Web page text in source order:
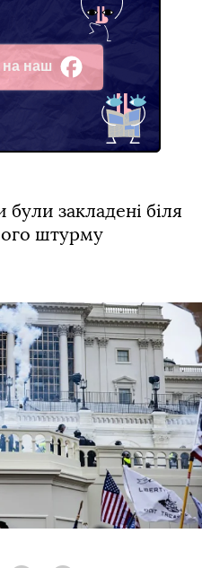
на наш
закладені біля
штурму